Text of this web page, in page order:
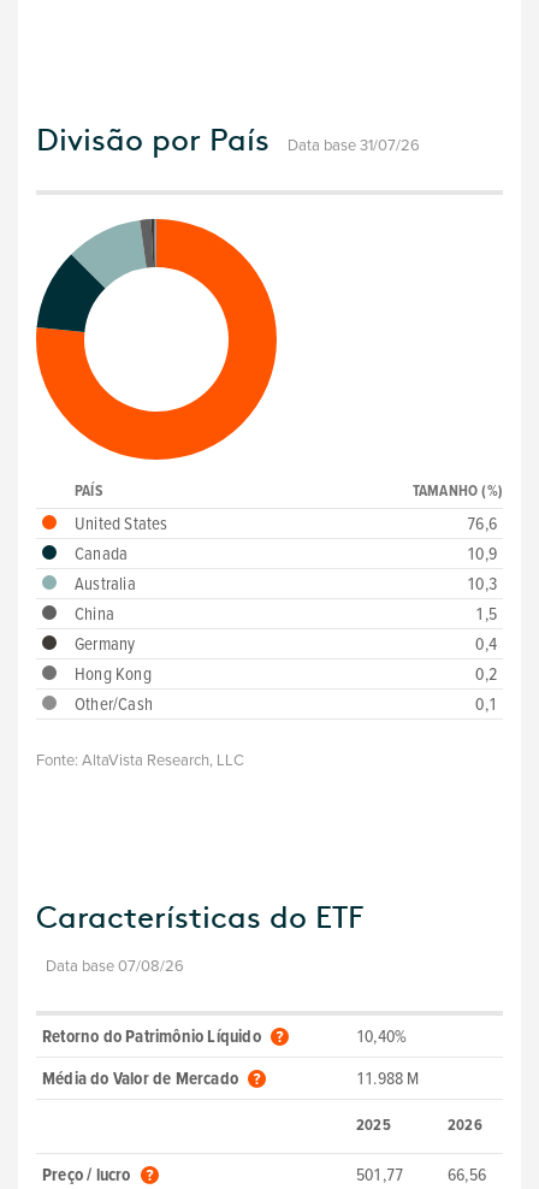
Divisão por País Data base 31/07/26
PAÍS TAMANHO (%)
United States
76,6
Canada
10,9
Australia
10,3
China
1,5
Germany
0,4
Hong Kong
0,2
Other/Cash
0,1
Fonte: AltaVista Research, LLC
Características do ETF
Data base 07/08/26
Retorno do Patrimônio Líquido
10,40%
Média do Valor de Mercado
11.988 M
2025 2026
Preço / lucro 501,77
66,56